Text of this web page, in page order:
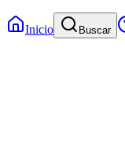
Inicio Buscar